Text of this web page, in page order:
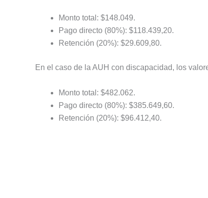
Monto total: $148.049.
Pago directo (80%): $118.439,20.
Retención (20%): $29.609,80.
En el caso de la AUH con discapacidad, los
Monto total: $482.062.
Pago directo (80%): $385.649,60.
Retención (20%): $96.412,40.